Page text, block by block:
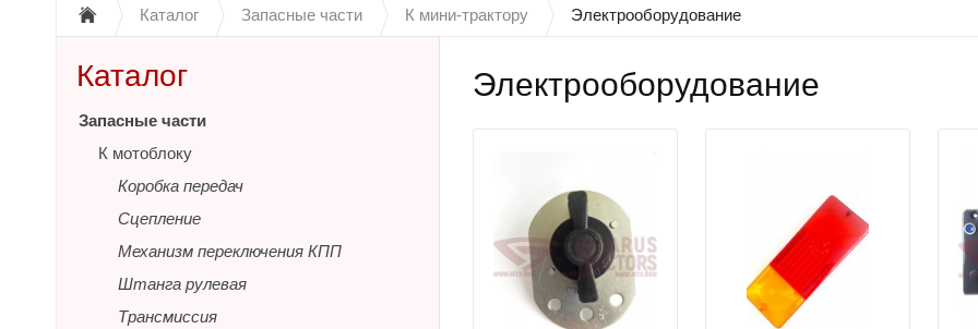
Каталог Запасные части К мини-трактору Электрооборудование
Электрооборудование
Каталог
Запасные части
К мотоблоку
Коробка передач
Сцепление
Механизм переключения КПП
Штанга рулевая
Трансмиссия